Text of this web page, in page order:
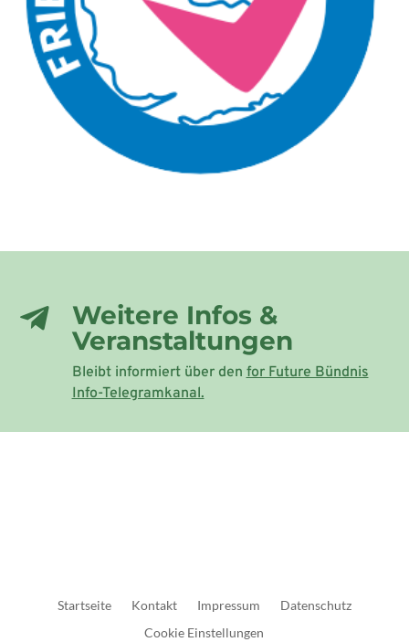

Weitere Infos &
Veranstaltungen
Bleibt informiert über den for Future Bündnis
Info-Telegramkanal.
Startseite Kontakt Impressum
Datenschutz
Cookie Einstellungen